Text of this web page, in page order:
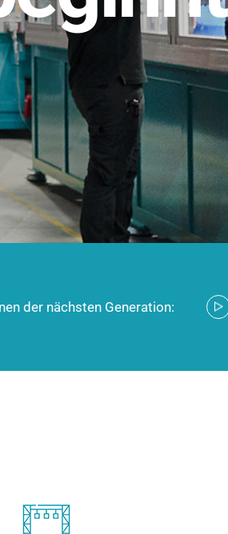
für industrielle Anwendungen –
der nächsten Generation: